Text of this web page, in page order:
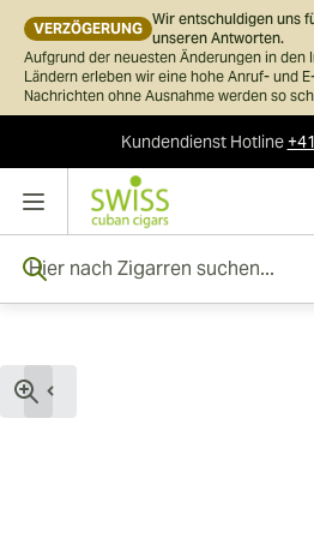
VERZÖGERUNG
Wir entschuldigen uns
unseren Antworten.
Aufgrund der neuesten Änderungen in den
Ländern erleben wir eine hohe Anruf- und
Nachrichten ohne Ausnahme werden so
KundendienstHotline
Skip to Content